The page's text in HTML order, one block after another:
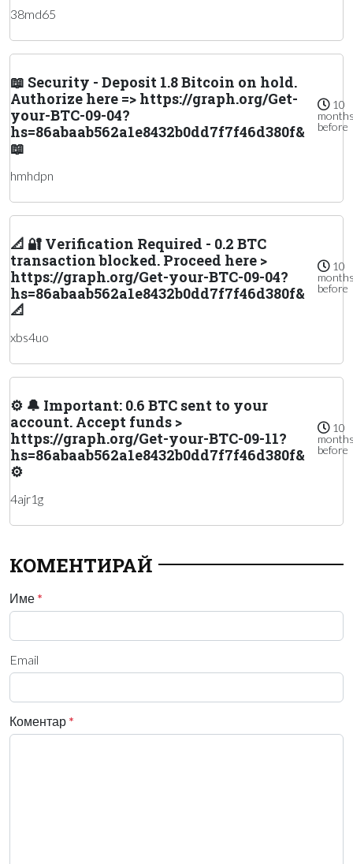
38md65
📖 Security - Deposit 1.8 Bitcoin on hold.
Authorize here => https://graph.org/Get-
your-BTC-09-04?
hs=86abaab562a1e8432b0dd7f7f46d380f&
📖
10
before
hmhdpn
📐 🔐 Verification Required - 0.2 BTC
transaction blocked. Proceed here >
https://graph.org/Get-your-BTC-09-04?
hs=86abaab562a1e8432b0dd7f7f46d380f&
📐
10
before
xbs4uo
⚙ 🔔 Important: 0.6 BTC sent to your
account. Accept funds >
https://graph.org/Get-your-BTC-09-11?
hs=86abaab562a1e8432b0dd7f7f46d380f&
⚙
10
before
4ajr1g
КОМЕНТИРАЙ
Име *
Email
Коментар *